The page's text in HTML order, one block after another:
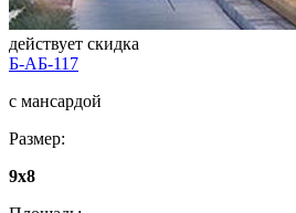
действует скидка
Б-АБ-117
с мансардой
Размер:
9x8